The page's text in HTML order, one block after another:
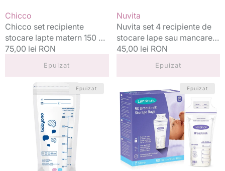
Felling
4
buc
0m+
Vânzător:
Chicco
Chicco set recipiente
stocare lapte matern 150 ml
Natural Felling 4 buc 0m+
Preț
75,00 lei RON
Epuizat
bebelusi
200
ml
Vânzător:
Nuvita
Nuvita set 4 recipiente de
stocare lape sau mancare
bebelusi 200 ml
Preț
45,00 lei RON
Epuizat
depozitare
Epuizat
Pungi
pentru
stocarea
laptelui
matern
de
180
Epuizat